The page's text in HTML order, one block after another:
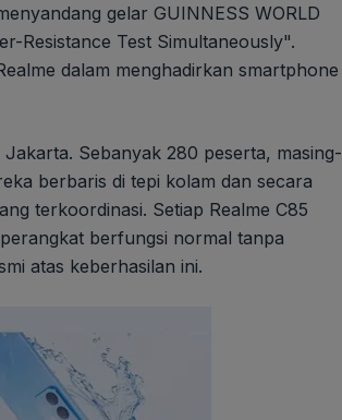
gelar GUINNESS WORLD
Resistance Test Simultaneously".
dalam menghadirkan smartphone
Sebanyak 280 peserta, masing-
berbaris di tepi kolam dan secara
terkoordinasi. Setiap Realme C85
berfungsi normal tanpa
atas keberhasilan ini.